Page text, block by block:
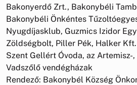
Bakonyerdő Zrt., Bakonybéli
Bakonybéli Önkéntes
Nyugdíjasklub, Guzmics Izidor
Zöldségbolt, Piller Pék, Halker
Szent Gellért Óvoda, az Artemisz-
Vadszőlő vendégházak
Rendező: Bakonybél Község